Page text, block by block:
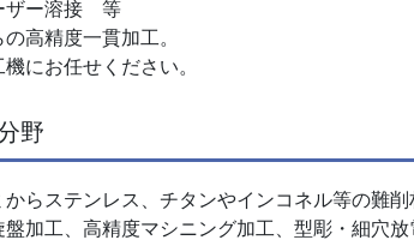
ザー溶接 等
の高精度一貫加工。
機にお任せください。
野
からステンレス、チタンやインコネル等の難削
盤加工、高精度マシニング加工、型彫・細穴